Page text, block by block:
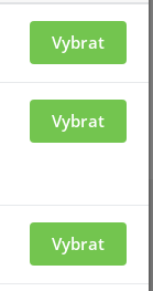
Vybrat
Vybrat
Vybrat